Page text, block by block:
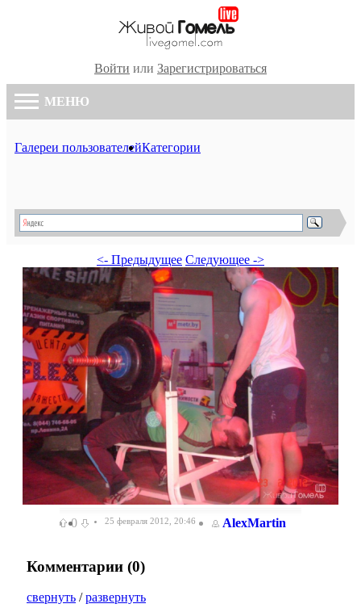
Войти или Зарегистрироваться
МЕНЮ
Галереи пользователейКатегории
<- Предыдущее Следующее ->
0 25 февраля 2012, 20:46 AlexMartin
Комментарии (0)
свернуть /развернуть